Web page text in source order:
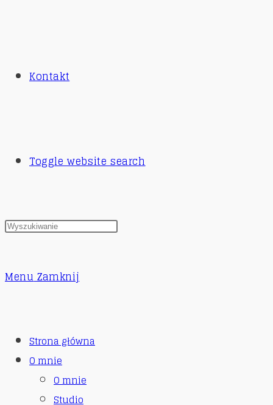
Kontakt
Toggle website search
Menu Zamknij
Strona główna
O mnie
O mnie
Studio